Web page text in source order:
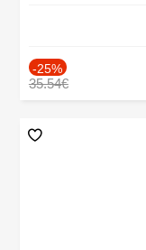
-25%
35.54€